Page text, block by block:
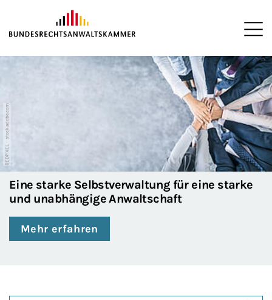
ZUM HAUPTINHALT SPRINGEN
Startseite der
Bühnenslider überspringen
REDPIXEL – stock.adobe.com
Eine starke Selbstverwaltung für eine starke
und unabhängige Anwaltschaft
Mehr erfahren